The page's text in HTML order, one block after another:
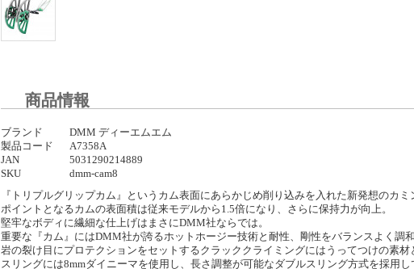
商品情報
ブランド
DMM ディーエムエム
製品コード
A7358A
JAN
5031290214889
SKU
dmm-cam8
『トリプルグリップカム』というカム表面にあらかじめ削り込みを入れた新発想のカミ
ポイントとなるカムの表面積は従来モデルから1.5倍になり、さらに保持力が向上。
堅牢なボディに繊細な仕上げはまさにDMM社ならでは。
重要な『カム』にはDMM社が誇るホットホージー技術と耐性、剛性をバランスよく調
岩の裂け目にプロテクションをセットするクラッククライミングにはうってつけの素材
スリングには8mmダイニーマを使用し、長さ調整が可能なダブルスリング方式を採用し